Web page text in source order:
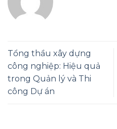
Tổng thầu xây dựng
công nghiệp: Hiệu quả
trong Quản lý và Thi
công Dự án